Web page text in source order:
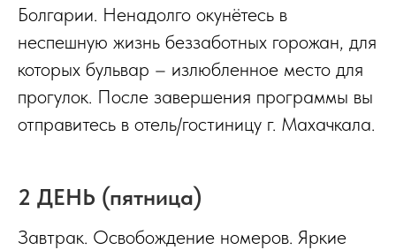
Болгарии. Ненадолго окунётесь в
неспешную жизнь беззаботных горожан, для
которых бульвар – излюбленное место для
прогулок. После завершения программы вы
отправитесь в отель/гостиницу г. Махачкала.
2 ДЕНЬ (пятница)
Завтрак. Освобождение номеров. Яркие